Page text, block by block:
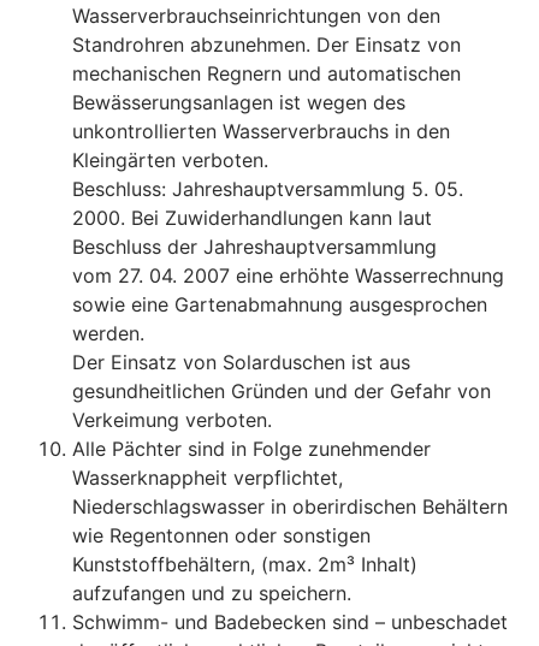
Wasserverbrauchseinrichtungen von den
Standrohren abzunehmen. Der Einsatz von
mechanischen Regnern und automatischen
Bewässerungsanlagen ist wegen des
unkontrollierten Wasserverbrauchs in den
Kleingärten verboten.
Beschluss: Jahreshauptversammlung 5. 05.
2000. Bei Zuwiderhandlungen kann laut
Beschluss der Jahreshauptversammlung
vom 27. 04. 2007 eine erhöhte Wasserrechnung
sowie eine Gartenabmahnung ausgesprochen
werden.
Der Einsatz von Solarduschen ist aus
gesundheitlichen Gründen und der Gefahr von
Verkeimung verboten.
Alle Pächter sind in Folge zunehmender
Wasserknappheit verpflichtet,
Niederschlagswasser in oberirdischen Behältern
wie Regentonnen oder sonstigen
Kunststoffbehältern, (max. 2m³ Inhalt)
aufzufangen und zu speichern.
Schwimm- und Badebecken sind – unbeschadet